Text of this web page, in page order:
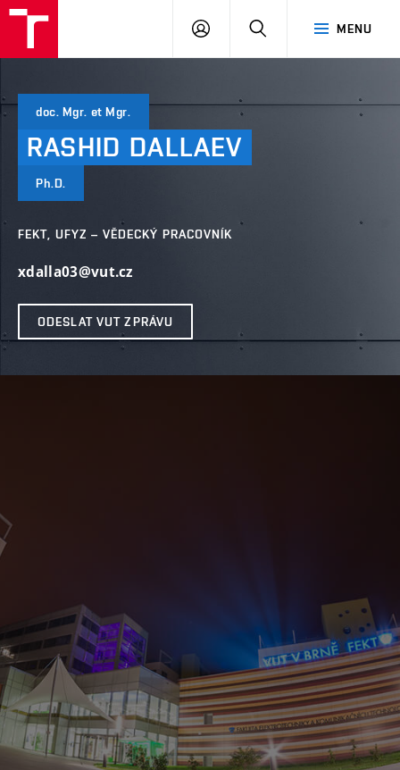
MENU
PŘIHLÁSIT
doc. Mgr. et Mgr.
RASHID DALLAEV
Ph.D.
FEKT, UFYZ – VĚDECKÝ PRACOVNÍK
xdalla03@vut.cz
ODESLAT VUT ZPRÁVU